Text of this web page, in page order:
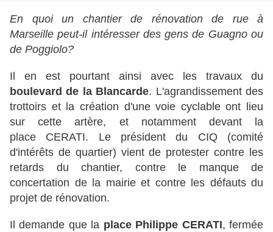
En quoi un chantier de rénovation de rue à
Marseille peut-il intéresser des gens de Guagno ou
de Poggiolo?
Il en est pourtant ainsi avec les travaux du
boulevard de la Blancarde. L'agrandissement des
trottoirs et la création d'une voie cyclable ont lieu
sur cette artère, et notamment devant la
place CERATI. Le président du CIQ (comité
d'intérêts de quartier) vient de protester contre les
retards du chantier, contre le manque de
concertation de la mairie et contre les défauts du
projet de rénovation.
Il demande que la place Philippe CERATI, fermée